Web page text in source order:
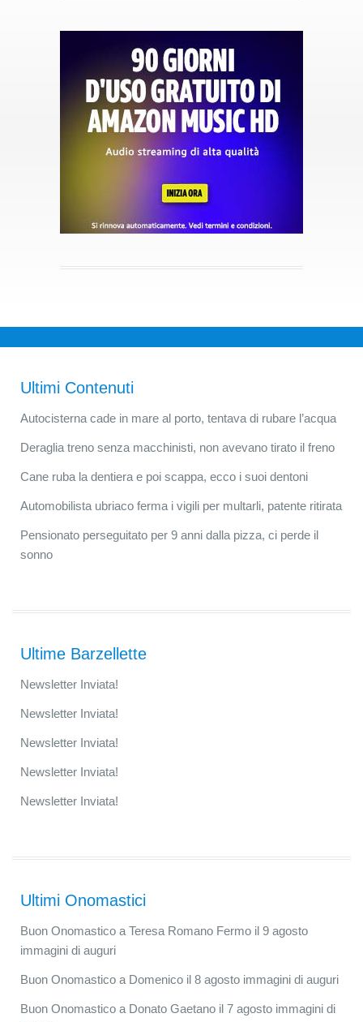
Ultimi Contenuti
Autocisterna cade in mare al porto, tentava di rubare l’acqua
Deraglia treno senza macchinisti, non avevano tirato il freno
Cane ruba la dentiera e poi scappa, ecco i suoi dentoni
Automobilista ubriaco ferma i vigili per multarli, patente ritirata
Pensionato perseguitato per 9 anni dalla pizza, ci perde il
sonno
Ultime Barzellette
Newsletter Inviata!
Newsletter Inviata!
Newsletter Inviata!
Newsletter Inviata!
Newsletter Inviata!
Ultimi Onomastici
Buon Onomastico a Teresa Romano Fermo il 9 agosto
immagini di auguri
Buon Onomastico a Domenico il 8 agosto immagini di auguri
Buon Onomastico a Donato Gaetano il 7 agosto immagini di